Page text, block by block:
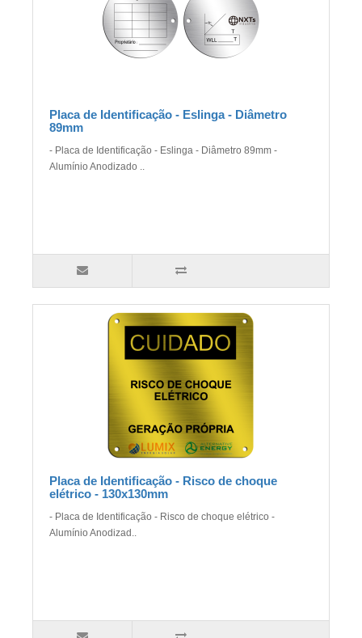
Placa de Identificação - Eslinga - Diâmetro
89mm
- Placa de Identificação - Eslinga - Diâmetro 89mm -
Alumínio Anodizado ..
Placa de Identificação - Risco de choque
elétrico - 130x130mm
- Placa de Identificação - Risco de choque elétrico -
Alumínio Anodizad..